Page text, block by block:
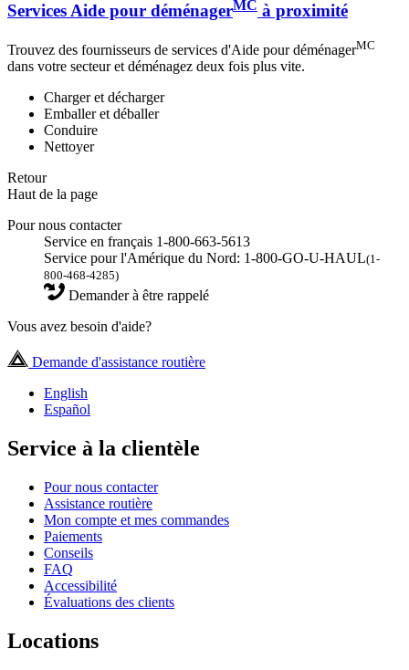
Services Aide pour déménagerMC à proximité
Trouvez des fournisseurs de services d'Aide pour déménagerMC
dans votre secteur et déménagez deux fois plus vite.
Charger et décharger
Emballer et déballer
Conduire
Nettoyer
Retour
Haut de la page
Pour nous contacter
Service en français 1-800-663-5613
Service pour l'Amérique du Nord: 1-800-GO-U-HAUL(1-
800-468-4285)
Demander à être rappelé
Vous avez besoin d'aide?
Demande d'assistance routière
English
Español
Service à la clientèle
Pour nous contacter
Assistance routière
Mon compte et mes commandes
Paiements
Conseils
FAQ
Accessibilité
Évaluations des clients
Locations